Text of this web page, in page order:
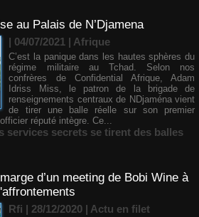
au Palais de N’Djamena
| 04/07/2021 | Afrique
C’est la panique dans les hautes sphères du
régime militaire au Tchad. Selon nos
confrères de Confidential Afrique, Adam
Idriss Miss, le patron de la brigade de
renseignements centraux de NDjaména vient
de tirer une balle réelle sur son premier
réputé intègre. Ce...
services secrets se tirent des balles
d’un meeting de Bobi Wine à
Rfi | 28/12/2020 | Actu en filet